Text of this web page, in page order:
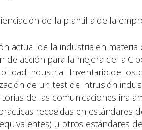
de la plantilla de la
actual de la industria en
de acción para la mejora de la
industrial. Inventario de los
de un test de intrusión
de las comunicaciones
recogidas en estándares
u otros estándares